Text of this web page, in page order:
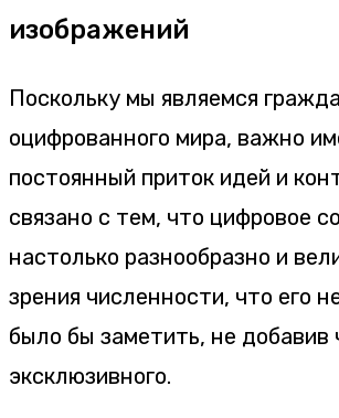
изображений
Поскольку мы являемся
оцифрованного мира, важно
постоянный приток идей и
связано с тем, что цифровое
настолько разнообразно и
зрения численности, что его
было бы заметить, не добавив
эксклюзивного.